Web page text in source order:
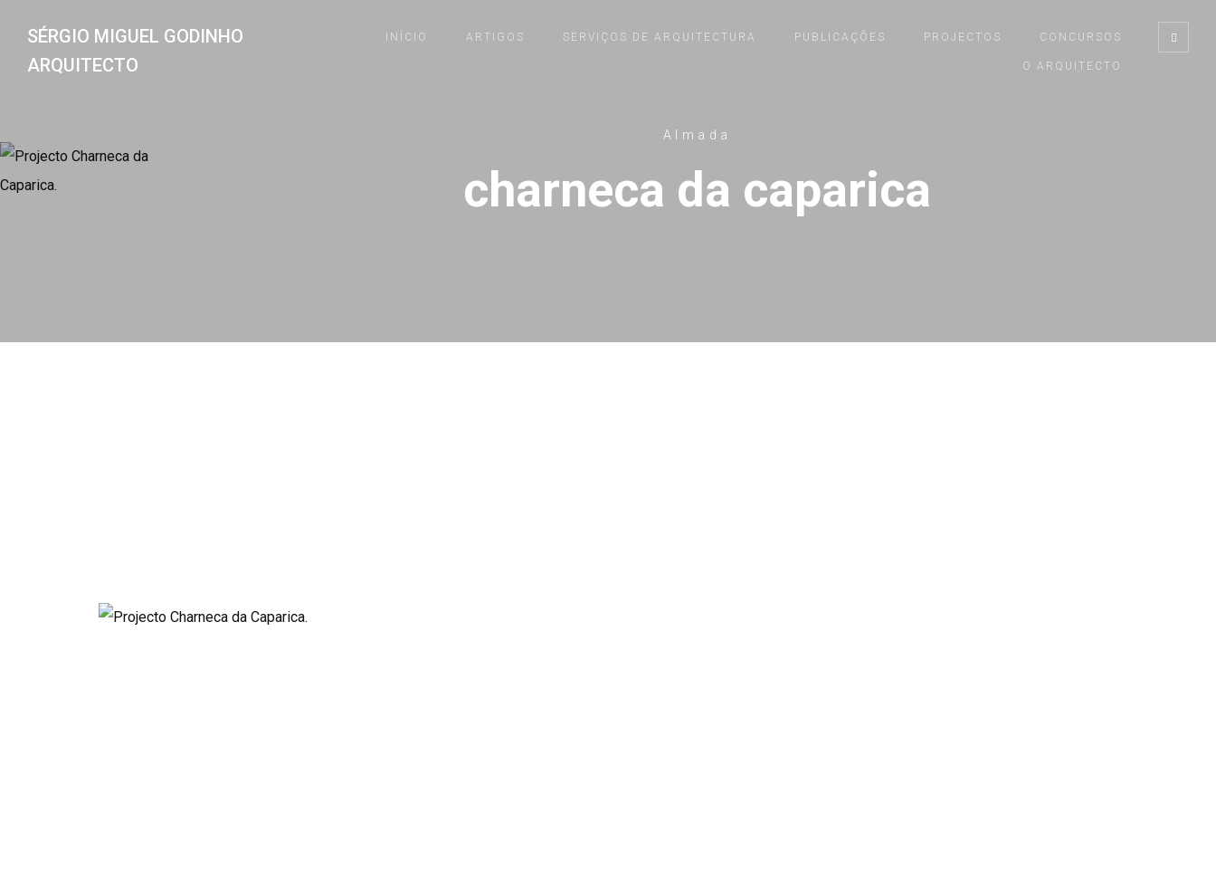
SÉRGIO MIGUEL GODINHO
ARQUITECTO
INÍCIO ARTIGOS SERVIÇOS DE ARQUITECTURA PUBLICAÇÕES PROJECTOS CONCURSOS
O ARQUITECTO
Almada
charneca da caparica